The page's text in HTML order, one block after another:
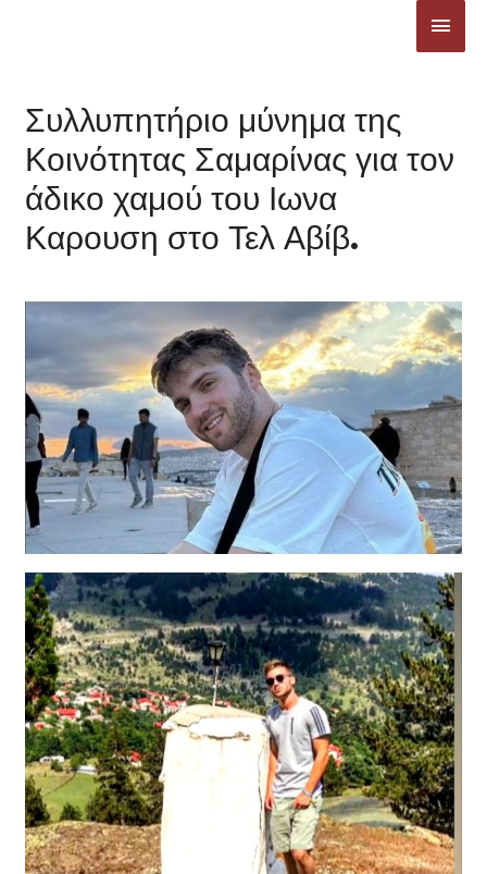
Συλλυπητήριο μύνημα της
Κοινότητας Σαμαρίνας για τον
άδικο χαμού του Ιωνα
Καρουση στο Τελ Αβίβ.